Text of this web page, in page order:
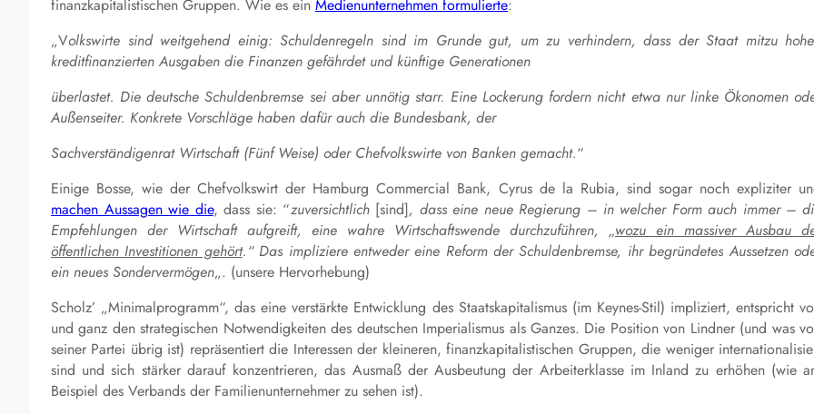
finanzkapitalistischen Gruppen. Wie es ein Medienunternehmen formulierte:
„Volkswirte sind weitgehend einig: Schuldenregeln sind im Grunde gut, um zu verhindern, dass der Staat mitzu
kreditfinanzierten Ausgaben die Finanzen gefährdet und künftige Generationen
überlastet. Die deutsche Schuldenbremse sei aber unnötig starr. Eine Lockerung fordern nicht etwa nur linke Ökonomen
Außenseiter. Konkrete Vorschläge haben dafür auch die Bundesbank, der
Sachverständigenrat Wirtschaft (Fünf Weise) oder Chefvolkswirte von Banken gemacht.“
Einige Bosse, wie der Chefvolkswirt der Hamburg Commercial Bank, Cyrus de la Rubia, sind sogar noch expliziter
machen Aussagen wie die, dass sie: “zuversichtlich [sind], dass eine neue Regierung – in welcher Form auch immer –
Empfehlungen der Wirtschaft aufgreift, eine wahre Wirtschaftswende durchzuführen, „wozu ein massiver Ausbau
öffentlichen Investitionen gehört.“ Das impliziere entweder eine Reform der Schuldenbremse, ihr begründetes Aussetzen
ein neues Sondervermögen„. (unsere Hervorhebung)
Scholz’ „Minimalprogramm“, das eine verstärkte Entwicklung des Staatskapitalismus (im Keynes-Stil) impliziert, entspricht
und ganz den strategischen Notwendigkeiten des deutschen Imperialismus als Ganzes. Die Position von Lindner (und was
seiner Partei übrig ist) repräsentiert die Interessen der kleineren, finanzkapitalistischen Gruppen, die weniger
sind und sich stärker darauf konzentrieren, das Ausmaß der Ausbeutung der Arbeiterklasse im Inland zu erhöhen (wie
Beispiel des Verbands der Familienunternehmer zu sehen ist).